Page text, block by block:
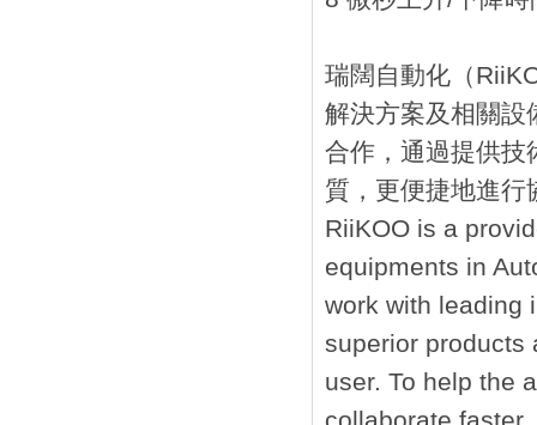
瑞闊自動化（
解決方案及相關設
合作，通過提供技
質，更便捷地進
RiiKOO is a
equipments in
work with leading
superior products
user. To help the